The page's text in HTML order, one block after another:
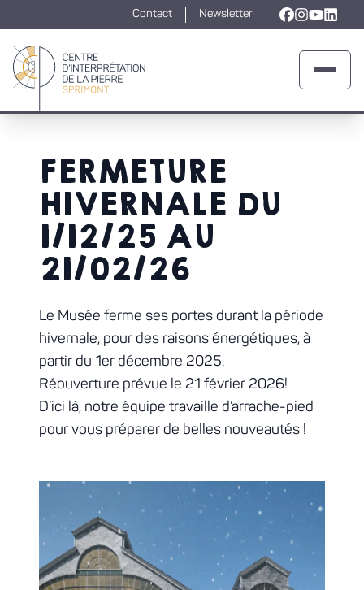
Contact Newsletter
Lien vers la
Lien vers
LienLien
FERMETURE
HIVERNALE DU
1/12/25 AU
21/02/26
Le Musée ferme ses portes durant la période
hivernale, pour des raisons énergétiques, à
partir du 1er décembre 2025.
Réouverture prévue le 21 février 2026!
D’ici là, notre équipe travaille d’arrache-pied
pour vous préparer de belles nouveautés !